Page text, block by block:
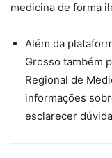
medicina de forma
Além da
Grosso também
Regional de
informações
esclarecer